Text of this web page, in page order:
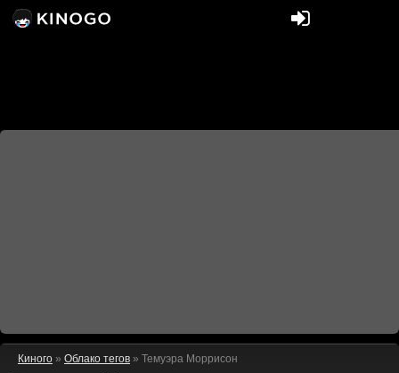
Киного » Облако тегов » Темуэра Моррисон